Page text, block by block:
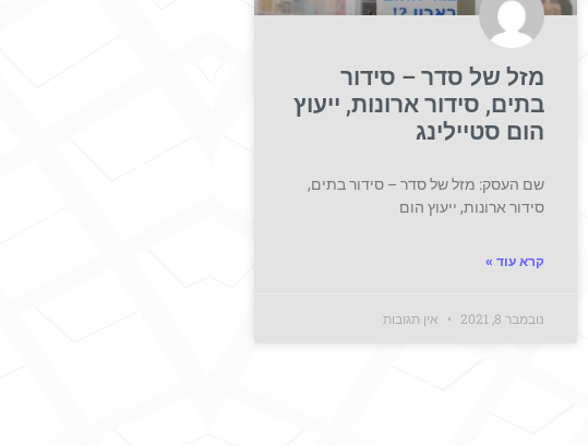
מזל של סדר – סידור
בתים, סידור ארונות, ייעוץ
הום סטיילינג
שם העסק: מזל של סדר – סידור בתים,
סידור ארונות, ייעוץ הום
קרא עוד »
נובמבר 8, 2021 אין תגובות